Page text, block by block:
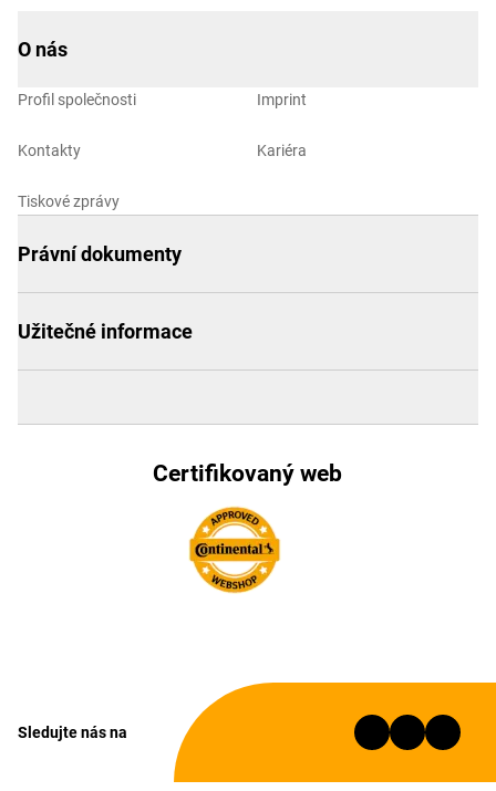
O nás
Profil společnosti
Kontakty
Tiskové zprávy
Imprint
Kariéra
Právní dokumenty
Užitečné informace
Certifikovaný web
Sledujte nás na